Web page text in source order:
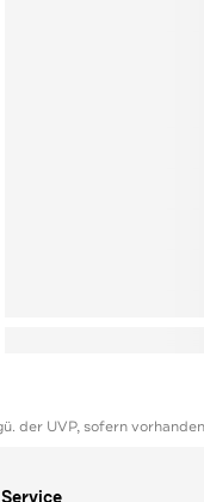
der UVP, sofern vorhanden